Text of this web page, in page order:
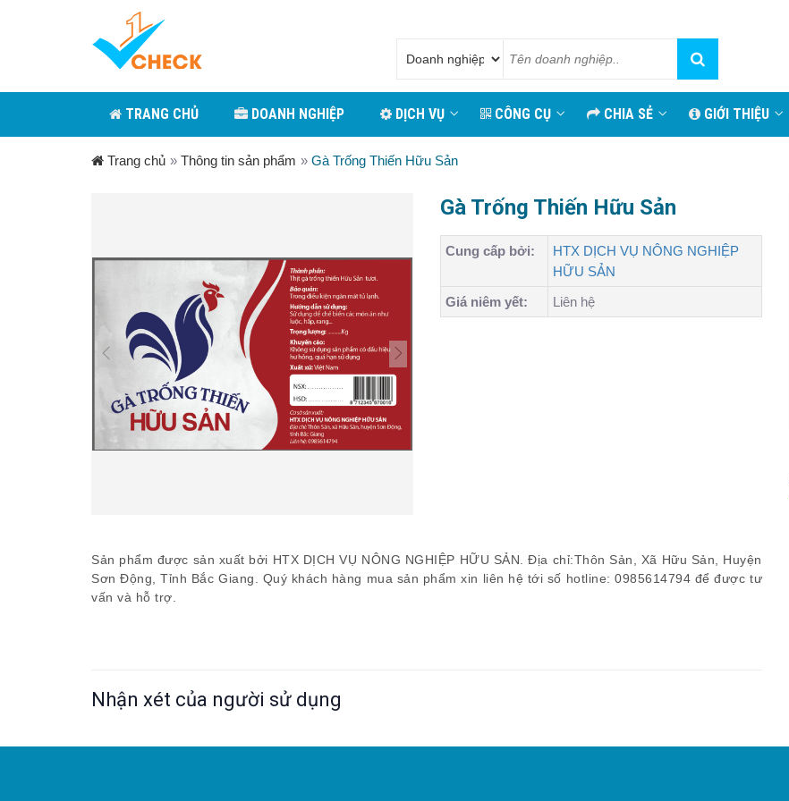
TRANG CHỦ DOANH NGHIỆP DỊCH VỤ CÔNG CỤ CHIA SẺ GIỚI THIỆU
Trang chủ » Thông tin sản phẩm » Gà Trống Thiến Hữu Sản
Gà Trống Thiến Hữu Sản
Cung cấp bởi:
HTX DỊCH VỤ NÔNG NGHIỆP
HỮU SẢN
Giá niêm yết:
Liên hệ
Sản phẩm được sản xuất bởi HTX DỊCH VỤ NÔNG NGHIỆP HỮU SẢN. Địa chỉ:Thôn Sản, Xã Hữu Sản, Huyện
Sơn Động, Tỉnh Bắc Giang. Quý khách hàng mua sản phẩm xin liên hệ tới số hotline: 0985614794 để được tư
vấn và hỗ trợ.
Nhận xét của người sử dụng